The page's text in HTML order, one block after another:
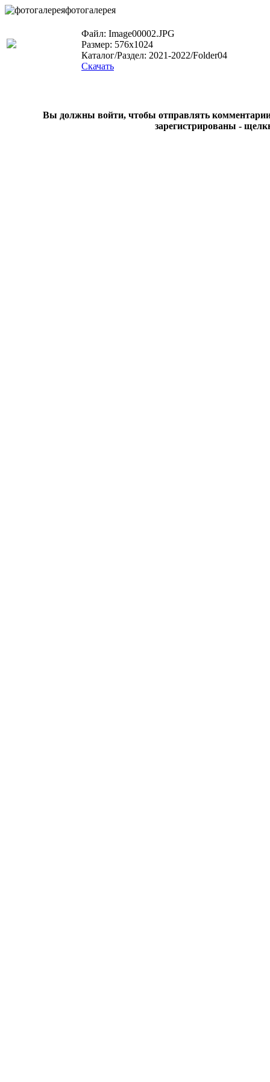
фотогалерея
Файл: Image00002.JPG
Размер: 576x1024
Каталог/Раздел: 2021-2022/Folder04
Скачать
Вы должны войти, чтобы отправлять комментарии
зарегистрированы -